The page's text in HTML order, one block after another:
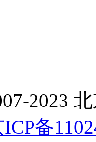
2023
ICP备